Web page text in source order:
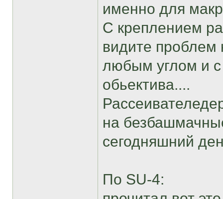
именно для
С креплением
видите проблем
любым углом и
обьектива....
на
сегодняшний
По SU-4: